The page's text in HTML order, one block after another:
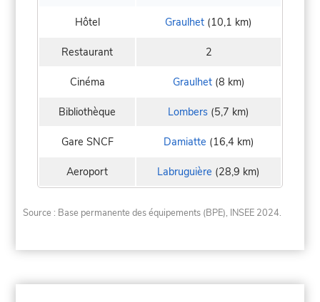
Hôtel Graulhet (10,1 km)
Restaurant 2
Cinéma Graulhet(8 km)
Bibliothèque Lombers (5,7 km)
Gare SNCF Damiatte (16,4 km)
Aeroport Labruguière (28,9 km)
Source : Base permanente des équipements (BPE), INSEE 2024.